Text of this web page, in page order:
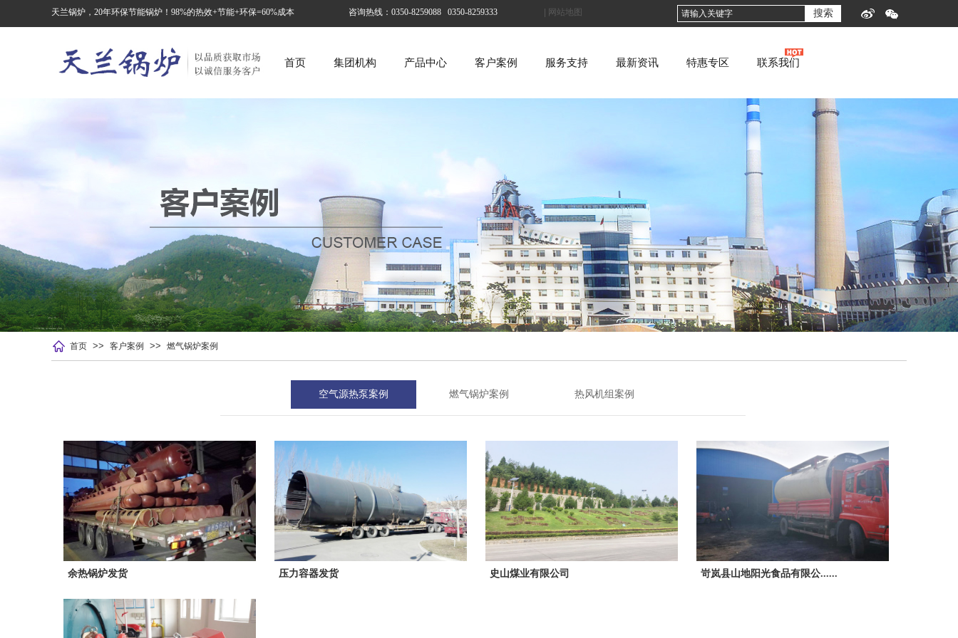
天兰锅炉，20年环保节能锅炉！98%的热效+节能+环保=60%成本 咨询热线：0350-8259088 0350-8259333 | 网站地图 搜索
首页 集团机构 产品中心 客户案例 服务支持 最新资讯 特惠专区 联系我们
首页 >> 客户案例 >> 燃气锅炉案例
空气源热泵案例 燃气锅炉案例 热风机组案例
余热锅炉发货 压力容器发货 史山煤业有限公司 岢岚县山地阳光食品有限公......